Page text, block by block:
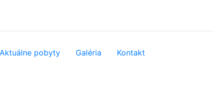
Aktuálne pobyty Galéria
Kontakt